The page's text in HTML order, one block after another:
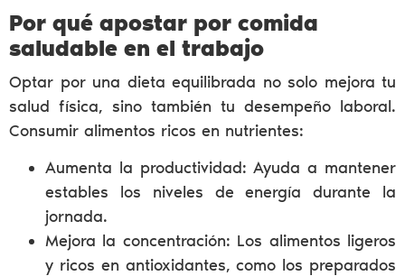
Por qué apostar por comida
saludable en el trabajo
Optar por una dieta equilibrada no solo mejora tu
salud física, sino también tu desempeño laboral.
Consumir alimentos ricos en nutrientes:
Aumenta la productividad: Ayuda a mantener
estables los niveles de energía durante la
jornada.
Mejora la concentración: Los alimentos ligeros
y ricos en antioxidantes, como los preparados